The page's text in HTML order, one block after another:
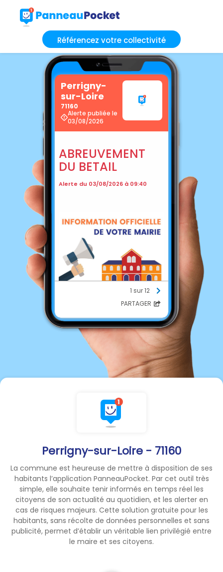
Référencez votre collectivité
Perrigny-sur-Loire - 71160
La commune est heureuse de mettre à disposition de ses
habitants l’application PanneauPocket. Par cet outil très
simple, elle souhaite tenir informés en temps réel les
citoyens de son actualité au quotidien, et les alerter en
cas de risques majeurs. Cette solution gratuite pour les
habitants, sans récolte de données personnelles et sans
publicité, permet d’établir un véritable lien privilégié entre
le maire et ses citoyens.
Perrigny-
sur-Loire
71160
Alerte publiée le
03/08/2026
ABREUVEMENT
DU BETAIL
Alerte du 03/08/2026 à 09:40
1 sur 12
PARTAGER